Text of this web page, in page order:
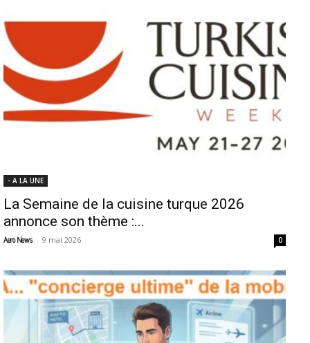
- A LA UNE
La Semaine de la cuisine turque 2026
annonce son thème :...
Aero News - 9 mai 2026 0